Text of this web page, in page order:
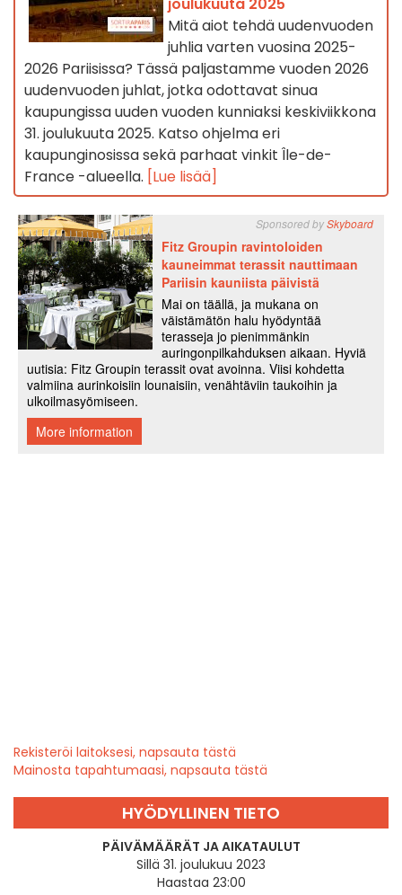
joulukuuta 2025
Mitä aiot tehdä uudenvuoden
juhlia varten vuosina 2025-
2026 Pariisissa? Tässä paljastamme vuoden 2026
uudenvuoden juhlat, jotka odottavat sinua
kaupungissa uuden vuoden kunniaksi keskiviikkona
31. joulukuuta 2025. Katso ohjelma eri
kaupunginosissa sekä parhaat vinkit Île-de-
France -alueella. [Lue lisää]
Rekisteröi laitoksesi, napsauta tästä
Mainosta tapahtumaasi, napsauta tästä
HYÖDYLLINEN TIETO
PÄIVÄMÄÄRÄT JA AIKATAULUT
Sillä 31. joulukuu 2023
Haastaa 23:00